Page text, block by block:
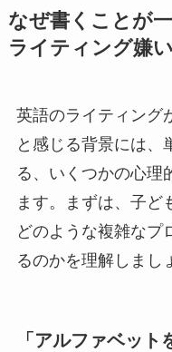
なぜ書くことが
ライティング嫌
英語のライティング
と感じる背景には、
る、いくつかの心理
ます。まずは、子ど
どのような複雑なプ
るのかを理解しまし
「アルファベッ